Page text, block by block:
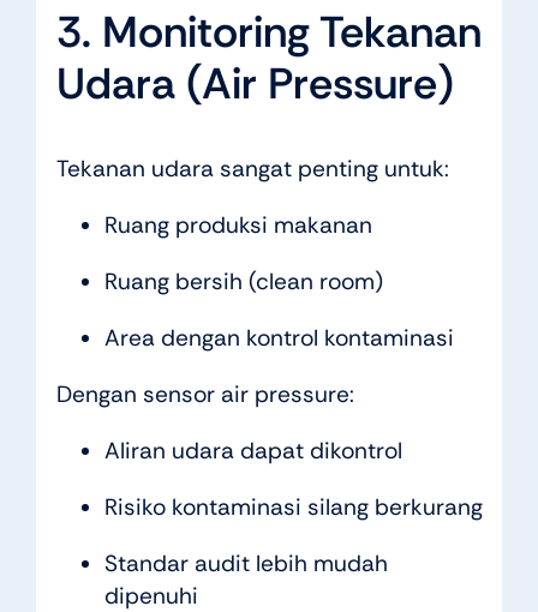
3. Monitoring Tekanan
Udara (Air Pressure)
Tekanan udara sangat penting untuk:
Ruang produksi makanan
Ruang bersih (clean room)
Area dengan kontrol kontaminasi
Dengan sensor air pressure:
Aliran udara dapat dikontrol
Risiko kontaminasi silang berkurang
Standar audit lebih mudah
dipenuhi